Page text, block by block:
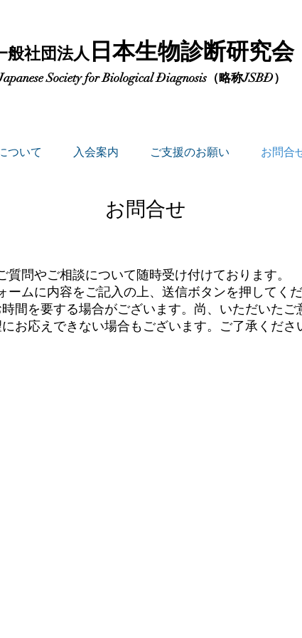
般社団法人 日本生物診断研究会
Society for Biological Ðiagnosis（略称JSBÐ）
ついて 入会案内 ご支援のお願い お問合
​お問合せ
質問やご相談について随時受け付けております。
ームに内容をご記入の上、送信ボタンを押してくだ
時間を要する場合がございます。尚、いただいたご
お応えできない場合もございます。ご了承くださ